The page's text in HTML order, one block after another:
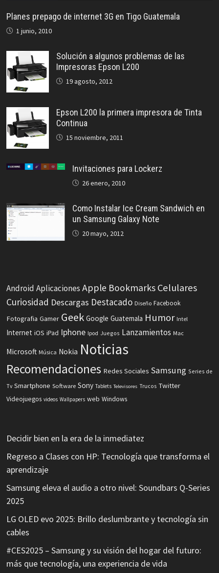
Planes prepago de internet 3G en Tigo Guatemala
1 junio, 2010
Solución a algunos problemas de las
Impresoras Epson L200
19 agosto, 2012
Epson L200 la primera impresora de Tinta
Continua
15 noviembre, 2011
Invitaciones para Lockerz
26 enero, 2010
Como Instalar Ice Cream Sandwich en
un Samsung Galaxy Note
20 mayo, 2012
Android Aplicaciones Apple Bookmarks Celulares
Curiosidad Descargas Destacado Diseño Facebook
Fotografia Gamer Geek Google Guatemala Humor Intel
Internet iOS iPad Iphone Ipod Juegos Lanzamientos Mac
Microsoft Música Nokia Noticias
Recomendaciones Redes Sociales Samsung Series de
Tv Smartphone Software Sony Tablets Televisores Trucos Twitter
Videojuegos videos Wallpapers web Windows
Decidir bien en la era de la inmediatez
Regreso a Clases con HP: Tecnología que transforma el
aprendizaje
Samsung eleva el audio a otro nivel: Soundbars Q-Series
2025
LG OLED evo 2025: Brillo deslumbrante y tecnología sin
cables
#CES2025 – Samsung y su visión del hogar del futuro:
más que tecnología, una experiencia de vida